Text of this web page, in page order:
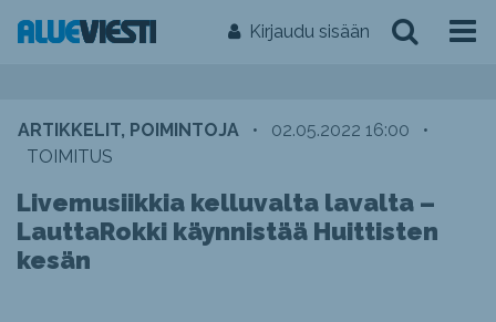
Kirjaudu sisään
ARTIKKELIT, POIMINTOJA • 02.05.2022 16:00
•
TOIMITUS
Livemusiikkia kelluvalta lavalta –
LauttaRokki käynnistää Huittisten
kesän